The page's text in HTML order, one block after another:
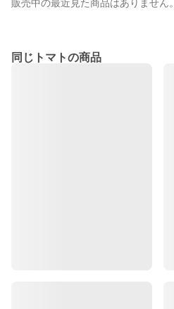
販売中の最近見た商品はありません。
同じトマトの商品